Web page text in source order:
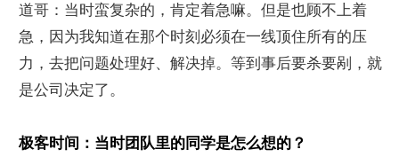
道哥：当时蛮复杂的，肯定着急嘛。但是也顾不上着
急，因为我知道在那个时刻必须在一线顶住所有的压
力，去把问题处理好、解决掉。等到事后要杀要剐，就
是公司决定了。
极客时间：当时团队里的同学是怎么想的？